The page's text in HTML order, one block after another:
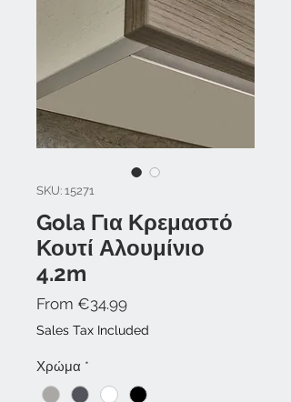
SKU: 15271
Gola Για Κρεμαστό
Κουτί Αλουμίνιο
4.2m
From €34.99Sale
Price
Sales Tax Included
Χρώμα *